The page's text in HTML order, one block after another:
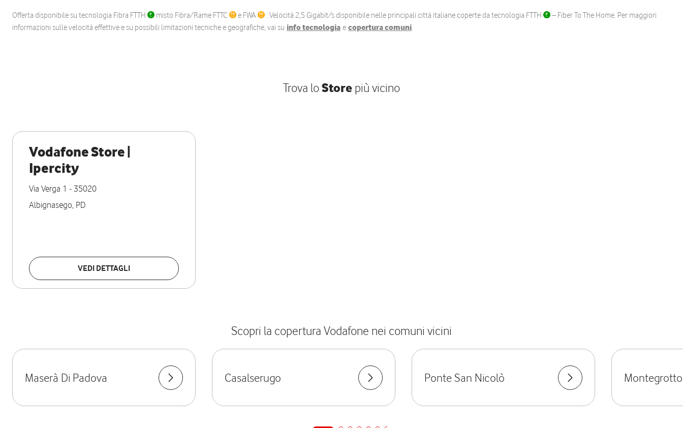
Offerta disponibile su tecnologia Fibra FTTH misto Fibra/Rame FTTC e FWA . Velocità 2,5 Gigabit/s disponibile nelle principali città italiane coperte da tecnologia FTTH
– Fiber To The Home. Per maggiori
informazioni sulle velocità effettive e su possibili limitazioni tecniche e geografiche, vai su info tecnologia e copertura comuni.
Trova loStore più vicino
Vodafone Store |
Ipercity
Via Verga 1 - 35020
Albignasego, PD
VEDI DETTAGLI
Scopri la copertura Vodafone nei comuni vicini
Maserà Di Padova Casalserugo Ponte San Nicolò